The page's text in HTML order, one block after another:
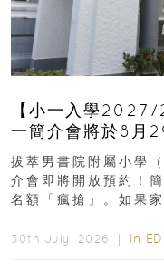
【小一入學
一簡介會將於8月
｜更設有網上重溫
拔萃男書院附屬小學
介會即將開放預約！
名額「瘋搶」。如果
30th July, 2026 ｜ In